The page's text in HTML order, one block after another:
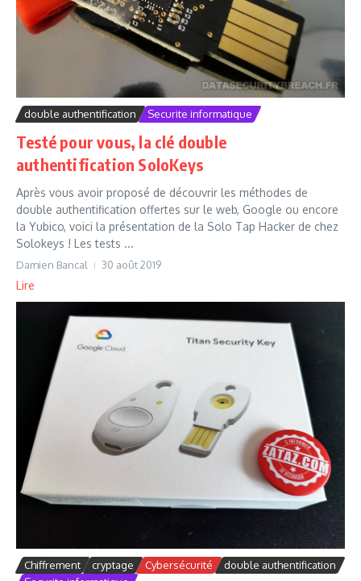
double authentification Securite informatique
Testé pour vous, la clé double
authentification SoloKeys
Après vous avoir proposé de découvrir les méthodes de
double authentification offertes sur le web, Google ou encore
la Yubico, voici la présentation de la Solo Tap Hacker de chez
Solokeys ! Les tests ...
Damien Bancal 30 août 2019
Lire
Chiffrement cryptage Cybersécurité
double authentification